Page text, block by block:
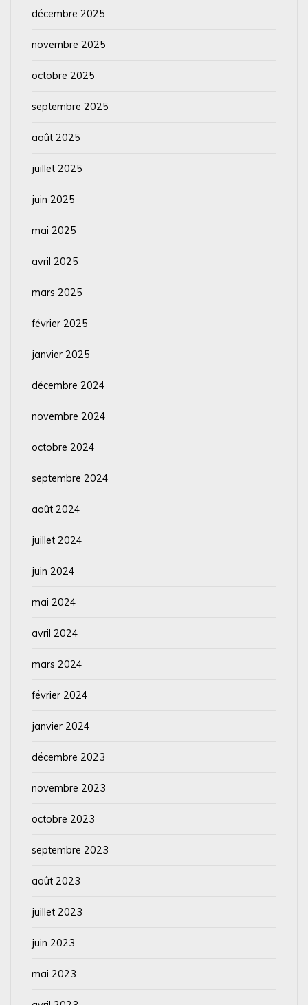
décembre 2025
novembre 2025
octobre 2025
septembre 2025
août 2025
juillet 2025
juin 2025
mai 2025
avril 2025
mars 2025
février 2025
janvier 2025
décembre 2024
novembre 2024
octobre 2024
septembre 2024
août 2024
juillet 2024
juin 2024
mai 2024
avril 2024
mars 2024
février 2024
janvier 2024
décembre 2023
novembre 2023
octobre 2023
septembre 2023
août 2023
juillet 2023
juin 2023
mai 2023